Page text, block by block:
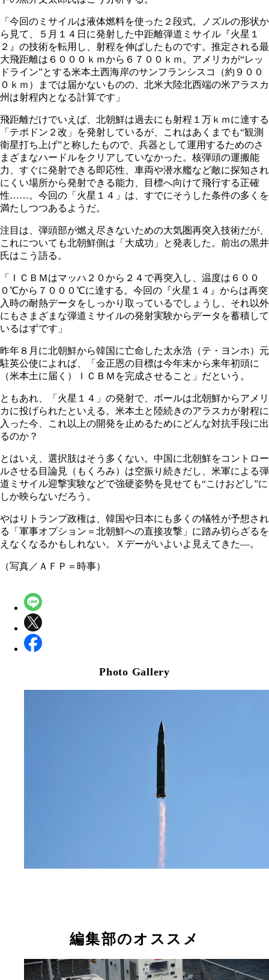
「今回のミサイルは液体燃料を使った２段式。ノズルの形状か
ら見て、５月１４日に発射した中距離弾道ミサイル『火星１
２』の技術を転用し、射程を伸ばしたものです。推定される最
大飛距離は６０００ｋｍから６７００ｋｍ。アメリカが“レッ
ドライン”とする米本土西海岸のサンフランシスコ（約９００
０ｋｍ）までは届かないものの、北米大陸北西端の米アラスカ
州は射程内となる計算です」
飛距離だけでいえば、北朝鮮は過去にも射程１万ｋｍに達する
「テポドン２改」を発射しているが、これはあくまでも“観測
衛星打ち上げ”と称したもので、兵器として運用するためのさ
まざまなハードルをクリアしていなかった。核弾頭の運搬能
力、すぐに発射できる即応性、車両や潜水艦など敵に探知され
にくい場所から発射できる能力、目標へ向けて飛行する正確
性……。今回の「火星１４」は、すでにそうした条件の多くを
満たしつつあるようだ。
注目は、弾頭部が燃え尽きないための大気圏再突入技術だが、
これについても北朝鮮側は「大成功」と発表した。前出の黒井
氏はこう語る。
「ＩＣＢＭはマッハ２０から２４で再突入し、温度は６００
０℃から７０００℃に達する。今回の『火星１４』からは再突
入時の耐熱データをしっかり取っているでしょうし、それ以外
にもさまざまな弾道ミサイルの発射実験からデータを蓄積して
いるはずです」
昨年８月に北朝鮮から韓国に亡命した太永浩（テ・ヨンホ）元
駐英公使によれば、「金正恩の目標は今年末から来年初頭に
（米本土に届く）ＩＣＢＭを完成させること」だという。
ともあれ、「火星１４」の発射で、ボールは北朝鮮からアメリ
カに投げられたといえる。米本土と陸続きのアラスカが射程に
入った今、これ以上の開発を止めるためにどんな対抗手段に出
るのか？
とはいえ、選択肢はそう多くない。中国に北朝鮮をコントロー
ルさせる目論見（もくろみ）は空振り続きだし、米軍による弾
道ミサイル迎撃実験などで強硬姿勢を見せても“こけおどし”に
しか映らないだろう。
やはりトランプ政権は、韓国や日本にも多くの犠牲が予想され
る「軍事オプション＝北朝鮮への直接攻撃」に踏み切らざるを
えなくなるかもしれない。Ｘデーがいよいよ見えてきた―。
（写真／ＡＦＰ＝時事）
Photo Gallery
編集部のオススメ